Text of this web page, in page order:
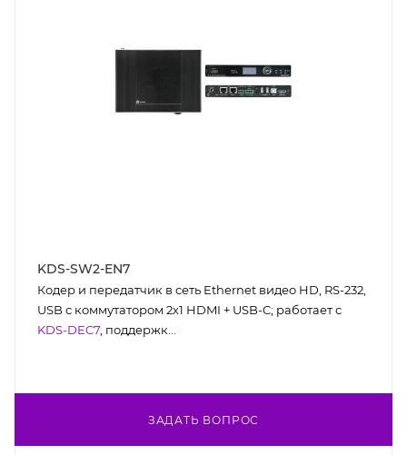
KDS-SW2-EN7
Кодер и передатчик в сеть Ethernet видео HD, RS-232,
USB с коммутатором 2х1 HDMI + USB-C; работает с
KDS-DEC7 , поддержк...
ЗАДАТЬ ВОПРОС